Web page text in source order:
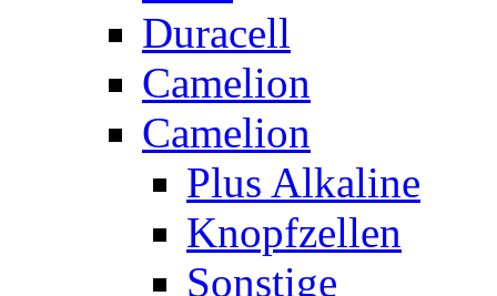
Duracell
Camelion
Camelion
Plus Alkaline
Knopfzellen
Sonstige